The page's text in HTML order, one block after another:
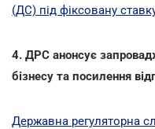
(ДС) під фіксовану
4. ДРС анонсує
бізнесу та посилення
Державна регуляторна